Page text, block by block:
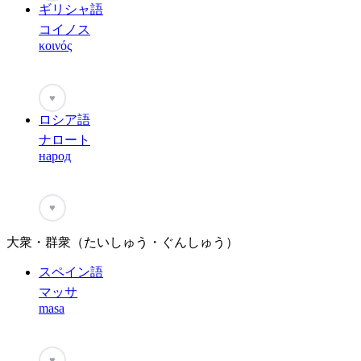
ギリシャ語
コイノス
κοινός
♥
ロシア語
ナロート
народ
♥
大衆・群衆（たいしゅう・ぐんしゅう）
スペイン語
マッサ
masa